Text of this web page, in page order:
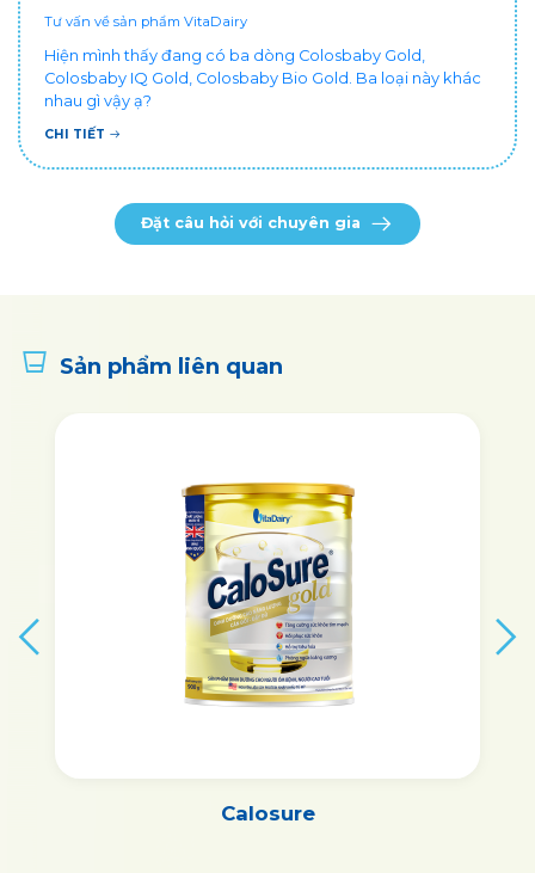
Tư vấn về sản phẩm VitaDairy
Hiện mình thấy đang có ba dòng Colosbaby Gold,
Colosbaby IQ Gold, Colosbaby Bio Gold. Ba loại này khác
nhau gì vậy ạ?
CHI TIẾT
Đặt câu hỏi với chuyên gia
Sản phẩm liên quan
Calosure